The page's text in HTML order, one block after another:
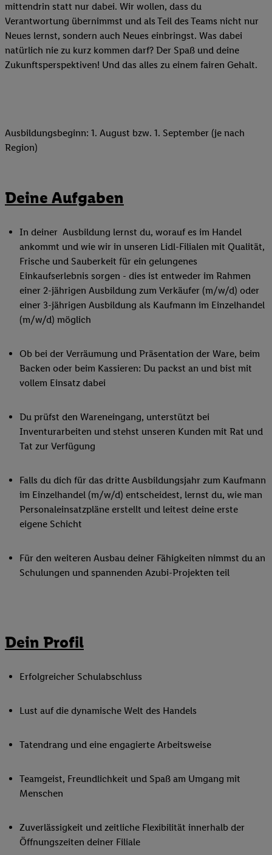
mittendrin statt nur dabei. Wir wollen, dass du
Verantwortung übernimmst und als Teil des Teams nicht nur
Neues lernst, sondern auch Neues einbringst. Was dabei
natürlich nie zu kurz kommen darf? Der Spaß und deine
Zukunftsperspektiven! Und das alles zu einem fairen Gehalt.
Ausbildungsbeginn: 1. August bzw. 1. September (je nach
Region)
Deine Aufgaben
In deiner Ausbildung lernst du, worauf es im Handel
ankommt und wie wir in unseren Lidl-Filialen mit Qualität,
Frische und Sauberkeit für ein gelungenes
Einkaufserlebnis sorgen - dies ist entweder im Rahmen
einer 2-jährigen Ausbildung zum Verkäufer (m/w/d) oder
einer 3-jährigen Ausbildung als Kaufmann im Einzelhandel
(m/w/d) möglich
Ob bei der Verräumung und Präsentation der Ware, beim
Backen oder beim Kassieren: Du packst an und bist mit
vollem Einsatz dabei
Du prüfst den Wareneingang, unterstützt bei
Inventurarbeiten und stehst unseren Kunden mit Rat und
Tat zur Verfügung
Falls du dich für das dritte Ausbildungsjahr zum Kaufmann
im Einzelhandel (m/w/d) entscheidest, lernst du, wie man
Personaleinsatzpläne erstellt und leitest deine erste
eigene Schicht
Für den weiteren Ausbau deiner Fähigkeiten nimmst du an
Schulungen und spannenden Azubi-Projekten teil
Dein Profil
Erfolgreicher Schulabschluss
Lust auf die dynamische Welt des Handels
Tatendrang und eine engagierte Arbeitsweise
Teamgeist, Freundlichkeit und Spaß am Umgang mit
Menschen
Zuverlässigkeit und zeitliche Flexibilität innerhalb der
Öffnungszeiten deiner Filiale